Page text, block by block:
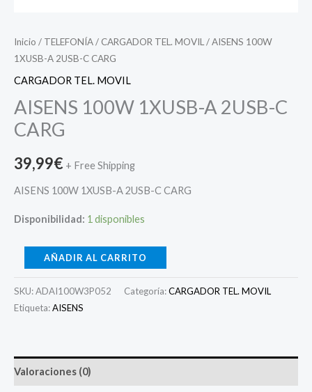
Inicio / TELEFONÍA/ CARGADOR TEL. MOVIL / AISENS 100W
1XUSB-A 2USB-C CARG
CARGADOR TEL. MOVIL
AISENS 100W 1XUSB-A 2USB-C
CARG
39,99€ + Free Shipping
AISENS 100W 1XUSB-A 2USB-C CARG
Disponibilidad: 1 disponibles
AÑADIR AL CARRITO
SKU:ADAI100W3P052 Categoría:CARGADOR TEL. MOVIL
Etiqueta:AISENS
Valoraciones (0)